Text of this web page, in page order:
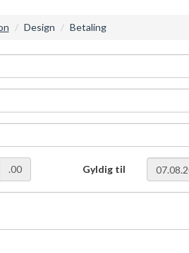
Design Betaling
.00 Gyldig til